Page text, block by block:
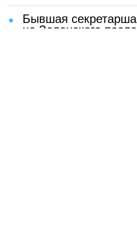
Бывшая секретарша
на Зеленского